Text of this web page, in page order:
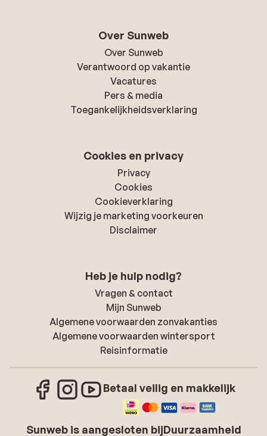
Over Sunweb
Over Sunweb
Verantwoord op vakantie
Vacatures
Pers & media
Toegankelijkheidsverklaring
Cookies en privacy
Privacy
Cookies
Cookieverklaring
Wijzig je marketing voorkeuren
Disclaimer
Heb je hulp nodig?
Vragen & contact
Mijn Sunweb
Algemene voorwaarden zonvakanties
Algemene voorwaarden wintersport
Reisinformatie
Betaal veilig en makkelijk
Sunweb is aangesloten bijDuurzaamheid